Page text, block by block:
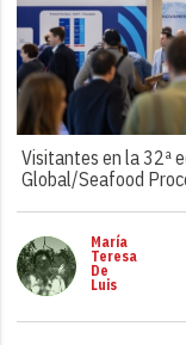
Visitantes en la 32ª
Global/Seafood
María
Teresa
De
Luis